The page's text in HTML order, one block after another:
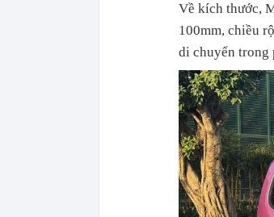
Về kích thước,
100mm, chiều
di chuyển trong